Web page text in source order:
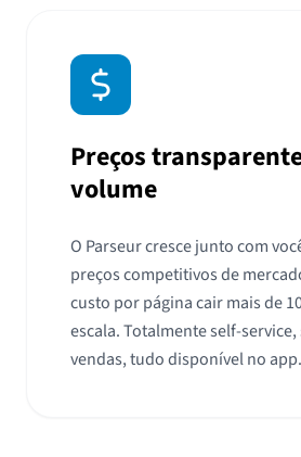
Preços
volume
O Parseur cresce junto com
preços competitivos de
custo por página cair mais de
escala. Totalmente self-
vendas, tudo disponível no app.